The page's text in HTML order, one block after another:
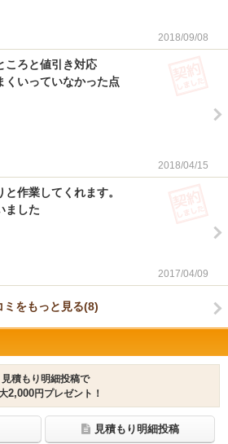
2018/09/08
ころと値引き対応
くいっていなかった点
2018/04/15
作業してくれます。
ました
2017/04/09
ミをもっと見る(8)
見積もり明細投稿で
2,000円プレゼント！
見積もり明細投稿